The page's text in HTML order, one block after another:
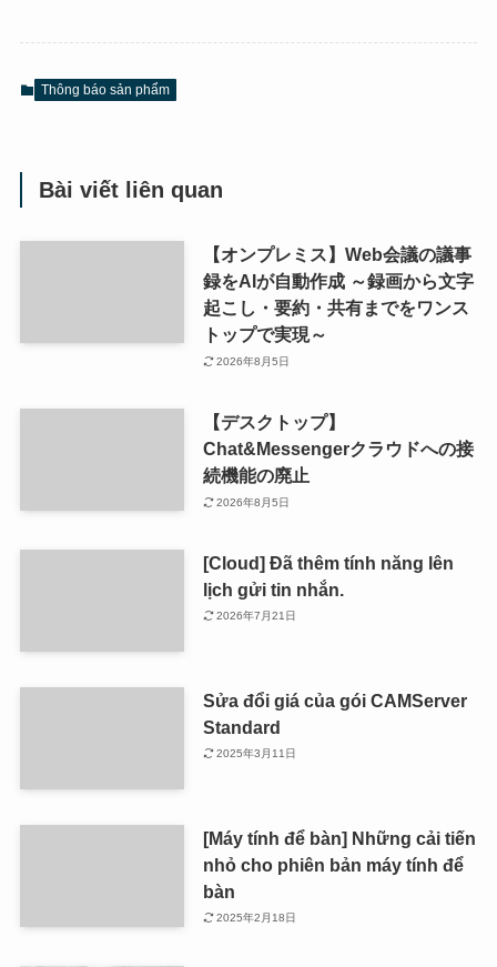
Thông báo sản phẩm
Bài viết liên quan
【オンプレミス】Web会議の議事
録をAIが自動作成 ～録画から文字
起こし・要約・共有までをワンス
トップで実現～
2026年8月5日
【デスクトップ】
Chat&Messengerクラウドへの接
続機能の廃止
2026年8月5日
[Cloud] Đã thêm tính năng lên
lịch gửi tin nhắn.
2026年7月21日
Sửa đổi giá của gói CAMServer
Standard
2025年3月11日
[Máy tính để bàn] Những cải tiến
nhỏ cho phiên bản máy tính để
bàn
2025年2月18日